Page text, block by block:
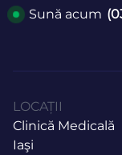
Sună acum
LOCAȚII
Clinică Medicală
Iaşi